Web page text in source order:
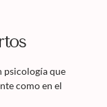
psicología que
como en el